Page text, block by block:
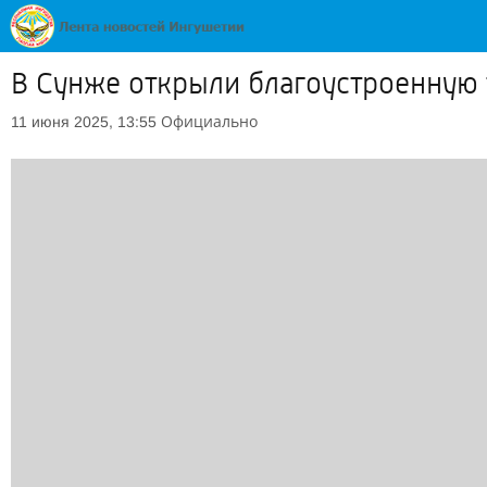
В Сунже открыли
11 июня 2025, 13:55 Официально